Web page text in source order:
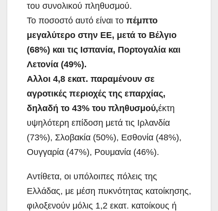
του συνολικού πληθυσμού.
Το ποσοστό αυτό είναι το πέμπτο
μεγαλύτερο στην ΕΕ, μετά το Βέλγιο
(68%) και τις Ισπανία, Πορτογαλία και
Λετονία (49%).
Αλλοι 4,8 εκατ. παραμένουν σε
αγροτικές περιοχές της επαρχίας,
δηλαδή το 43% του πληθυσμού,έκτη
υψηλότερη επίδοση μετά τις Ιρλανδία
(73%), Σλοβακία (50%), Εσθονία (48%),
Ουγγαρία (47%), Ρουμανία (46%).
Αντίθετα, οι υπόλοιπες πόλεις της
Ελλάδας, με μέση πυκνότητας κατοίκησης,
φιλοξενούν μόλις 1,2 εκατ. κατοίκους ή